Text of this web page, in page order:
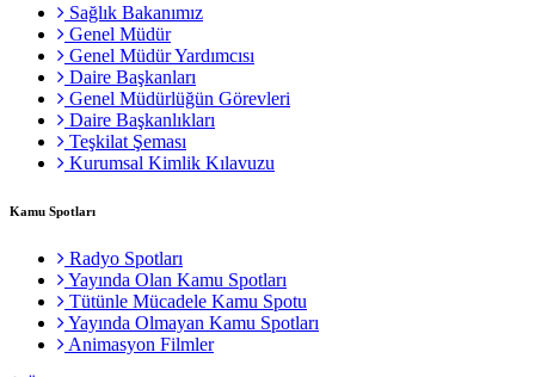
Sağlık Bakanımız
Genel Müdür
Genel Müdür Yardımcısı
Daire Başkanları
Genel Müdürlüğün Görevleri
Daire Başkanlıkları
Teşkilat Şeması
Kurumsal Kimlik Kılavuzu
Kamu Spotları
Radyo Spotları
Yayında Olan Kamu Spotları
Tütünle Mücadele Kamu Spotu
Yayında Olmayan Kamu Spotları
Animasyon Filmler